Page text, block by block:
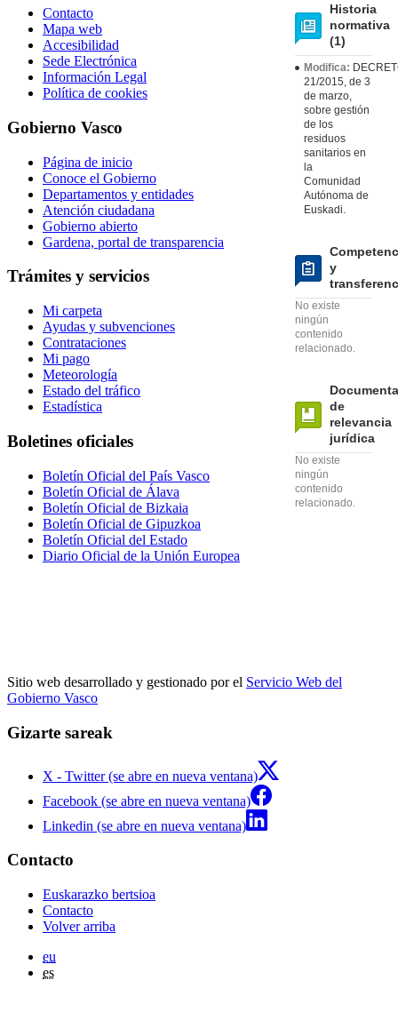
Historia
normativa
(1)
Modifica:
21/2015, de 3
de marzo,
sobre gestión
de los
residuos
sanitarios en
la
Comunidad
Autónoma de
Euskadi.
y
No existe
ningún
contenido
relacionado.
de
relevancia
jurídica
No existe
ningún
contenido
relacionado.
Contacto
Mapa web
Accesibilidad
Sede Electrónica
Información Legal
Política de cookies
Gobierno Vasco
Página de inicio
Conoce el Gobierno
Departamentos y entidades
Atención ciudadana
Gobierno abierto
Gardena, portal de transparencia
Trámites y servicios
Mi carpeta
Ayudas y subvenciones
Contrataciones
Mi pago
Meteorología
Estado del tráfico
Estadística
Boletines oficiales
Boletín Oficial del País Vasco
Boletín Oficial de Álava
Boletín Oficial de Bizkaia
Boletín Oficial de Gipuzkoa
Boletín Oficial del Estado
Diario Oficial de la Unión Europea
Sitio web desarrollado y gestionado por el Servicio Web del
Gobierno Vasco
Gizarte sareak
X - Twitter (se abre en nueva ventana)
Facebook (se abre en nueva ventana)
Linkedin (se abre en nueva ventana)
Contacto
Euskarazko bertsioa
Contacto
Volver arriba
eu
es